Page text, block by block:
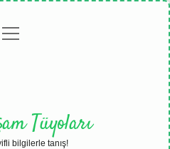
menüyü
Tüyoları
bilgilerle tanış!